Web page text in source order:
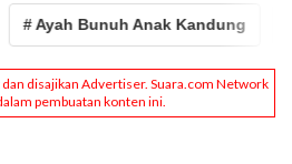
# Ayah Bunuh Anak Kandung